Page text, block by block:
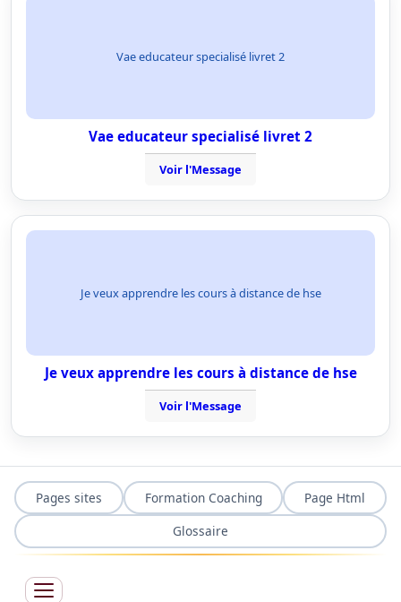
Vae educateur specialisé livret 2
Vae educateur specialisé livret 2
Voir l'Message
Je veux apprendre les cours à distance de hse
Je veux apprendre les cours à distance de hse
Voir l'Message
Pages sites Formation Coaching
Page Html
Glossaire